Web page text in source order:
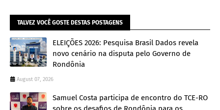
TALVEZ VOCÊ GOSTE DESTAS POSTAGENS
ELEIÇÕES 2026: Pesquisa Brasil Dados revela
novo cenário na disputa pelo Governo de
Rondônia
August 07, 2026
Samuel Costa participa de encontro do TCE-RO